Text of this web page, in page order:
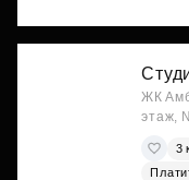
ЖК
этаж,
3